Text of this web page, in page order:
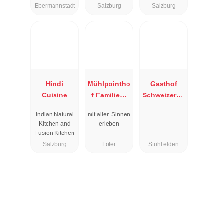
Ebermannstadt
Salzburg
Salzburg
Hindi
Cuisine
Indian Natural
Kitchen and
Fusion Kitchen
Salzburg
Mühlpointho
f Familien-
mit allen Sinnen
erleben
Lofer
Gasthof
Schweizerha
Stuhlfelden